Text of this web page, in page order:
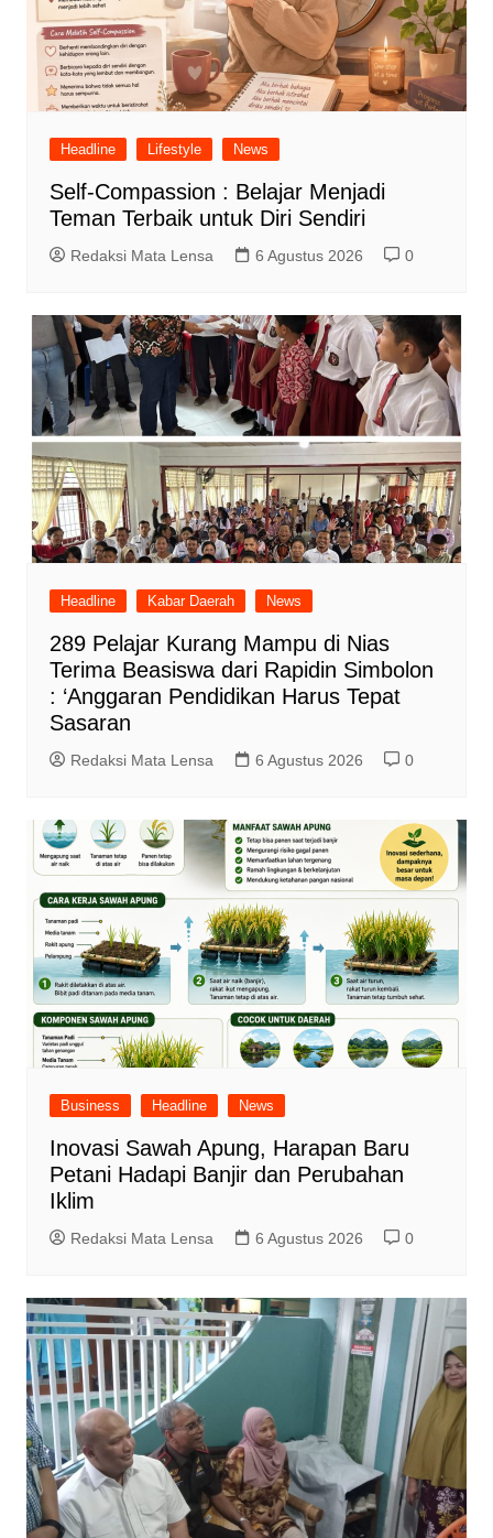
Headline Lifestyle News
Self-Compassion : Belajar Menjadi
Teman Terbaik untuk Diri Sendiri
Redaksi Mata Lensa 6 Agustus 2026 0
Headline Kabar Daerah News
289 Pelajar Kurang Mampu di Nias
Terima Beasiswa dari Rapidin Simbolon
: ‘Anggaran Pendidikan Harus Tepat
Sasaran
Redaksi Mata Lensa 6 Agustus 2026 0
Business Headline News
Inovasi Sawah Apung, Harapan Baru
Petani Hadapi Banjir dan Perubahan
Iklim
Redaksi Mata Lensa 6 Agustus 2026 0